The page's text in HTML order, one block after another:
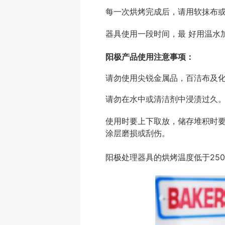
每一次烘烤完成后，请用软抹布
器具使用一段时间，最 好用温水
阳极产品使用注意事项：
请勿使用尖锐金属品，百洁布及
请勿在水中或清洁剂中浸渍过久
使用时要上下取放，储存堆积时
涂层磨损或刮伤。
阳极处理器具的烘烤温度低于